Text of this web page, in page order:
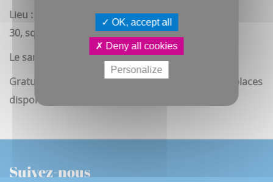
Lieu : Auberge de jeunesse d'Amiens
30, square Friant-Les 4 Chênes
Le samedi 21 novembre 2026 de 9h à 16h30
Gratuit. Inscription obligatoire dans la limite des places
disponibles, sur le lien
Suivez-nous
OK, accept all
Deny all cookies
Personalize